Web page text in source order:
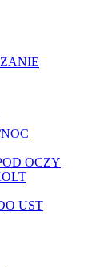
OCZY
UST